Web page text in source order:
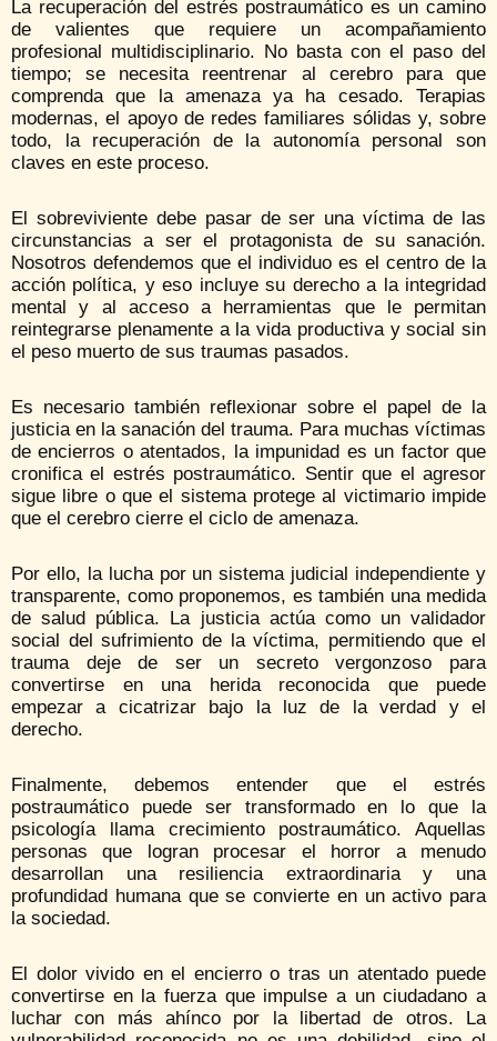
La recuperación del estrés postraumático es un camino
de valientes que requiere un acompañamiento
profesional multidisciplinario. No basta con el paso del
tiempo; se necesita reentrenar al cerebro para que
comprenda que la amenaza ya ha cesado. Terapias
modernas, el apoyo de redes familiares sólidas y, sobre
todo, la recuperación de la autonomía personal son
claves en este proceso.
El sobreviviente debe pasar de ser una víctima de las
circunstancias a ser el protagonista de su sanación.
Nosotros defendemos que el individuo es el centro de la
acción política, y eso incluye su derecho a la integridad
mental y al acceso a herramientas que le permitan
reintegrarse plenamente a la vida productiva y social sin
el peso muerto de sus traumas pasados.
Es necesario también reflexionar sobre el papel de la
justicia en la sanación del trauma. Para muchas víctimas
de encierros o atentados, la impunidad es un factor que
cronifica el estrés postraumático. Sentir que el agresor
sigue libre o que el sistema protege al victimario impide
que el cerebro cierre el ciclo de amenaza.
Por ello, la lucha por un sistema judicial independiente y
transparente, como proponemos, es también una medida
de salud pública. La justicia actúa como un validador
social del sufrimiento de la víctima, permitiendo que el
trauma deje de ser un secreto vergonzoso para
convertirse en una herida reconocida que puede
empezar a cicatrizar bajo la luz de la verdad y el
derecho.
Finalmente, debemos entender que el estrés
postraumático puede ser transformado en lo que la
psicología llama crecimiento postraumático. Aquellas
personas que logran procesar el horror a menudo
desarrollan una resiliencia extraordinaria y una
profundidad humana que se convierte en un activo para
la sociedad.
El dolor vivido en el encierro o tras un atentado puede
convertirse en la fuerza que impulse a un ciudadano a
luchar con más ahínco por la libertad de otros. La